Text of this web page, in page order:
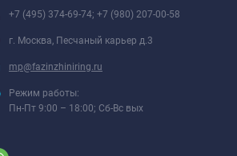
+7 (495) 374-69-74; +7 (980) 207-00-58
г. Москва, Песчаный карьер д.3
mp@fazinzhiniring.ru
Режим работы:
Пн-Пт 9:00 – 18:00; Сб-Вс вых